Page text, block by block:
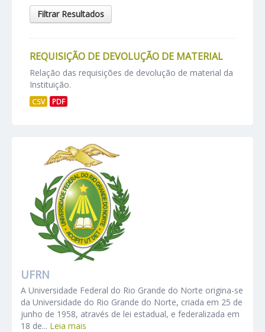
Filtrar Resultados
REQUISIÇÃO DE DEVOLUÇÃO DE MATERIAL
Relação das requisições de devolução de material da
Instituição.
CSV PDF
UFRN
A Universidade Federal do Rio Grande do Norte origina-se
da Universidade do Rio Grande do Norte, criada em 25 de
junho de 1958, através de lei estadual, e federalizada em
18 de... Leia mais